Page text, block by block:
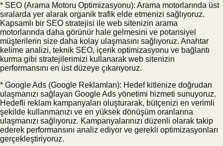
* SEO (Arama Motoru Optimizasyonu): Arama motorlarında üst
sıralarda yer alarak organik trafik elde etmenizi sağlıyoruz.
Kapsamlı bir SEO stratejisi ile web sitenizin arama
motorlarında daha görünür hale gelmesini ve potansiyel
müşterilerin size daha kolay ulaşmasını sağlıyoruz. Anahtar
kelime analizi, teknik SEO, içerik optimizasyonu ve bağlantı
kurma gibi stratejilerimizi kullanarak web sitenizin
performansını en üst düzeye çıkarıyoruz.
* Google Ads (Google Reklamları): Hedef kitlenize doğrudan
ulaşmanızı sağlayan Google Ads yönetimi hizmeti sunuyoruz.
Hedefli reklam kampanyaları oluşturarak, bütçenizi en verimli
şekilde kullanmanızı ve en yüksek dönüşüm oranlarına
ulaşmanızı sağlıyoruz. Kampanyalarınızı düzenli olarak takip
ederek performansını analiz ediyor ve gerekli optimizasyonları
gerçekleştiriyoruz.